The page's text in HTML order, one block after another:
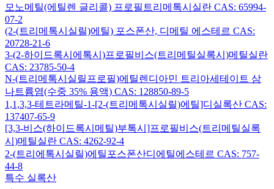
모노메틸(에틸렌 글리콜) 프로필트리메톡시실란 CAS: 65994-
07-2
(2-(트리메톡시실릴)에틸) 포스폰산, 디메틸 에스테르 CAS:
20728-21-6
3-(2-하이드록시에톡시)프로필비스(트리메틸실록시)메틸실란
CAS: 23785-50-4
N-(트리메톡시실릴프로필)에틸렌디아민 트리아세테이트 삼
나트륨염(수중 35% 용액) CAS: 128850-89-5
1,1,3,3-테트라메틸-1-[2-(트리메톡시실릴)에틸]디실록산 CAS:
137407-65-9
[3,3-비스(하이드록시메틸)부톡시]프로필비스(트리메틸실록
시)메틸실란 CAS: 4262-92-4
2-(트리에톡시실릴)에틸포스폰산디에틸에스테르 CAS: 757-
44-8
특수 실록산